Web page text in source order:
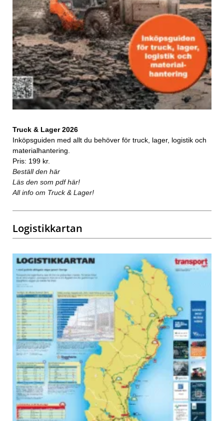
Truck & Lager 2026
Inköpsguiden med allt du behöver för truck, lager, logistik och
materialhantering.
Pris: 199 kr.
Beställ den här
Läs den som pdf här!
All info om Truck & Lager!
Logistikkartan